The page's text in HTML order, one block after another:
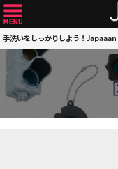
手洗いをしっかりしよう！Japaaan